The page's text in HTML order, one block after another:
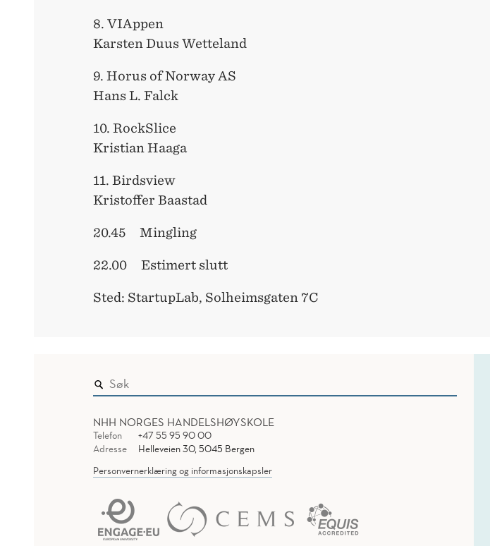
8. VIAppen
Karsten Duus Wetteland
9. Horus of Norway AS
Hans L. Falck
10. RockSlice
Kristian Haaga
11. Birdsview
Kristoffer Baastad
20.45 Mingling
22.00 Estimert slutt
Sted: StartupLab, Solheimsgaten 7C
NHH NORGES HANDELSHØYSKOLE
Telefon
+47 55 95 90 00
Adresse
Helleveien 30, 5045 Bergen
Personvernerklæring og informasjonskapsler